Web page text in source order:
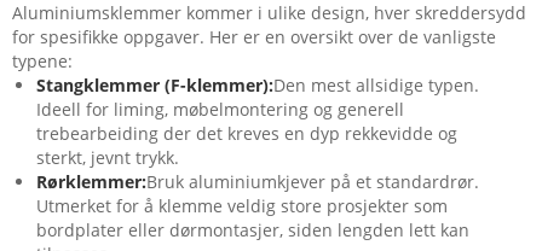
Aluminiumsklemmer kommer i ulike design, hver skreddersydd
for spesifikke oppgaver. Her er en oversikt over de vanligste
typene:
Stangklemmer (F-klemmer):Den mest allsidige typen.
Ideell for liming, møbelmontering og generell
trebearbeiding der det kreves en dyp rekkevidde og
sterkt, jevnt trykk.
Rørklemmer:Bruk aluminiumkjever på et standardrør.
Utmerket for å klemme veldig store prosjekter som
bordplater eller dørmontasjer, siden lengden lett kan